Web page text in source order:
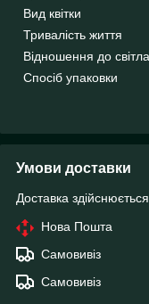
Вид квітки
Тривалість життя
Відношення до світла
Спосіб упаковки
Умови доставки
Доставка
Нова Пошта
Самовивіз
Самовивіз